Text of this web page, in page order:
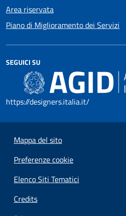
Area riservata
Piano di Miglioramento dei Servizi
SEGUICI SU
https://designers.italia.it/
Mappa del sito
Preferenze cookie
Elenco Siti Tematici
Credits